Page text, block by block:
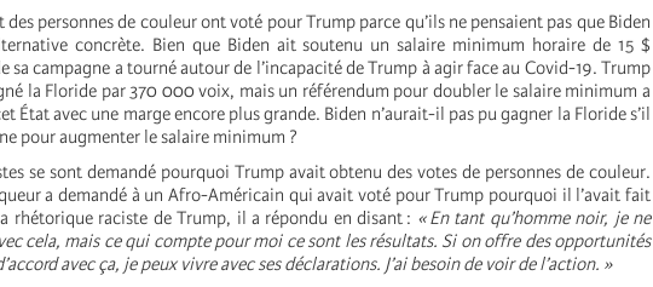
des personnes de couleur ont voté pour Trump parce qu’ils ne pensaient pas que Biden
concrète. Bien que Biden ait soutenu un salaire minimum horaire de 15 $
sa campagne a tourné autour de l’incapacité de Trump à agir face au Covid-19. Trump
la Floride par 370 000 voix, mais un référendum pour doubler le salaire minimum a
État avec une marge encore plus grande. Biden n’aurait-il pas pu gagner la Floride s’il
pour augmenter le salaire minimum ?
se sont demandé pourquoi Trump avait obtenu des votes de personnes de couleur.
a demandé à un Afro-Américain qui avait voté pour Trump pourquoi il l’avait fait
rhétorique raciste de Trump, il a répondu en disant : « En tant qu’homme noir, je ne
cela, mais ce qui compte pour moi ce sont les résultats. Si on offre des opportunités
avec ça, je peux vivre avec ses déclarations. J’ai besoin de voir de l’action. »